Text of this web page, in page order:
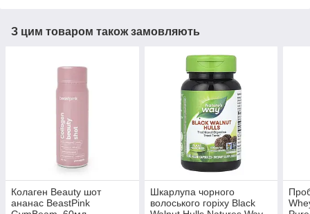
З цим товаром також замовляють
Колаген Beauty шот
ананас BeastPink
Шкарлупа чорного
волоського горіху Black